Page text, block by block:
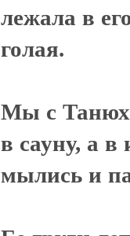
лежала в
голая.
Мы с
в сауну, а в
мылись и